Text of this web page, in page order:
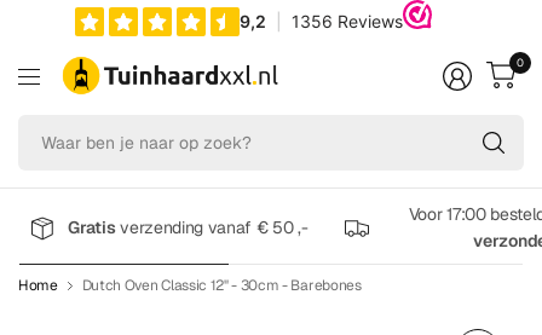
op
0
Gratisverzending vanaf € 50 ,-
Voor 17:00
Home Dutch Oven Classic 12" - 30cm - Barebones